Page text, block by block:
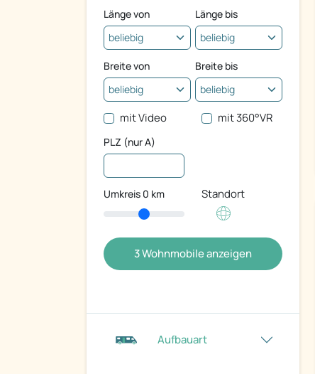
Länge von Länge bis
Breite von Breite bis
mit Video mit 360°VR
PLZ (nur A)
Umkreis 0 km Standort
3Wohnmobile anzeigen
Aufbauart